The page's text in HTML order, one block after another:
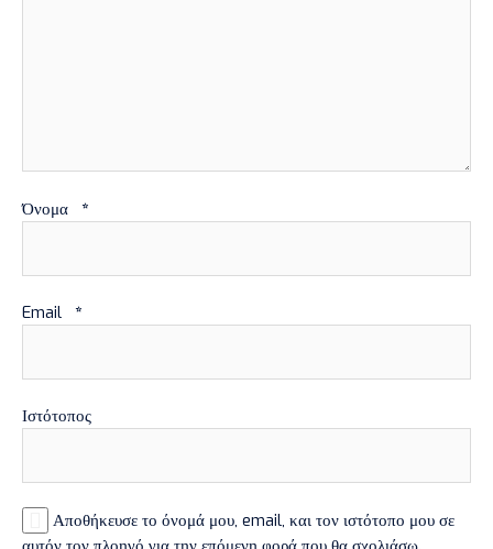
Όνομα *
Email *
Ιστότοπος
Αποθήκευσε το όνομά μου, email, και τον ιστότοπο μου σε